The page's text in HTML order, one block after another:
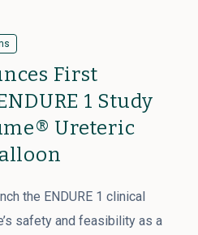
First
1 Study
Ureteric
the ENDURE 1 clinical
safety and feasibility as a